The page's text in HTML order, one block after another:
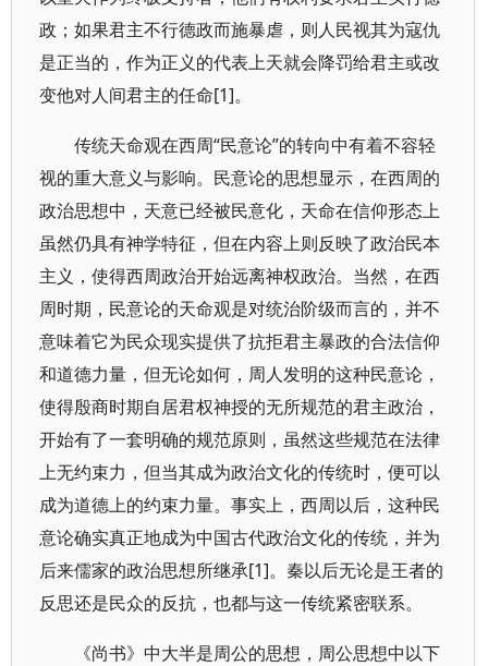
政；如果君主不行德政而施暴虐，则人民视其为寇仇
是正当的，作为正义的代表上天就会降罚给君主或改
变他对人间君主的任命[1]。
传统天命观在西周“民意论”的转向中有着不容轻
视的重大意义与影响。民意论的思想显示，在西周的
政治思想中，天意已经被民意化，天命在信仰形态上
虽然仍具有神学特征，但在内容上则反映了政治民本
主义，使得西周政治开始远离神权政治。当然，在西
周时期，民意论的天命观是对统治阶级而言的，并不
意味着它为民众现实提供了抗拒君主暴政的合法信仰
和道德力量，但无论如何，周人发明的这种民意论，
使得殷商时期自居君权神授的无所规范的君主政治，
开始有了一套明确的规范原则，虽然这些规范在法律
上无约束力，但当其成为政治文化的传统时，便可以
成为道德上的约束力量。事实上，西周以后，这种民
意论确实真正地成为中国古代政治文化的传统，并为
后来儒家的政治思想所继承[1]。秦以后无论是王者的
反思还是民众的反抗，也都与这一传统紧密联系。
《尚书》中大半是周公的思想，周公思想中以下